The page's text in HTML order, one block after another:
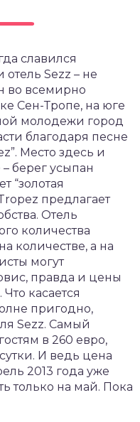
славился
Sezz – не
во всемирно
Сен-Тропе, на юге
молодежи город
благодаря песне
Место здесь и
берег усыпан
“золотая
предлагает
Отель
количества
количестве, а на
могут
правда и цены
касается
пригодно,
Sezz. Самый
в 260 евро,
И ведь цена
2013 года уже
только на май. Пока